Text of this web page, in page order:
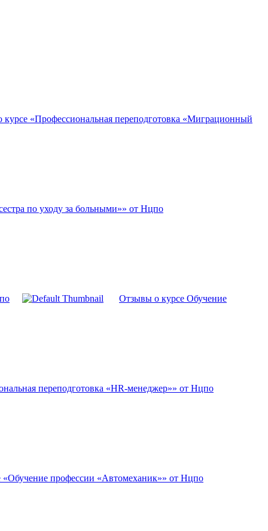
«Профессиональная переподготовка «Миграционный
по уходу за больными»» от Нцпо
Отзывы о курсе Обучение
переподготовка «HR-менеджер»» от Нцпо
профессии «Автомеханик»» от Нцпо